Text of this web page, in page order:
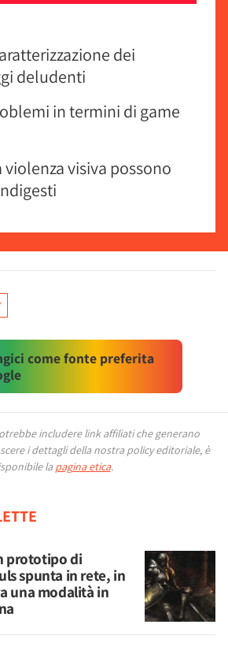
dei
deludenti
in termini di game
violenza visiva possono
come fonte preferita
includere link affiliati che generano
i dettagli della nostra policy editoriale, è
la pagina etica.
prototipo di
spunta in rete, in
una modalità in